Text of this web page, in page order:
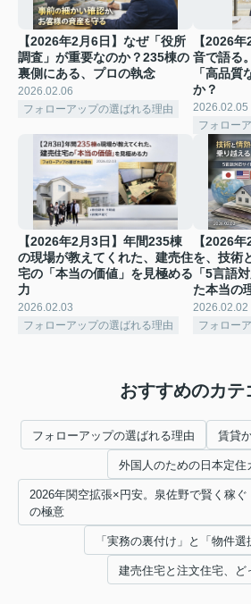
【2026年2月6日】なぜ「役所
調査」が重要なのか？235棟の
裏側にある、プロの執念
2026.02.06
フォローアップの選ばれる理由
【2026
音で語る
「高品
か？
2026.02.05
フォロー
【2026年2月3日】年間235棟
の現場が教えてくれた、建売住
宅の「本当の価値」を見極める
力
2026.02.03
フォローアップの選ばれる理由
【2026
を、技術
「5言語
た本当の
2026.02.02
フォロー
おすすめのカテ
フォローアップの選ばれる理由 賃貸
外国人のための日本定住
2026年関空拡張×円安。泉佐野で賢く稼ぐ
の極意
「実務の裏付け」と「物件選
建売住宅と注文住宅、ど